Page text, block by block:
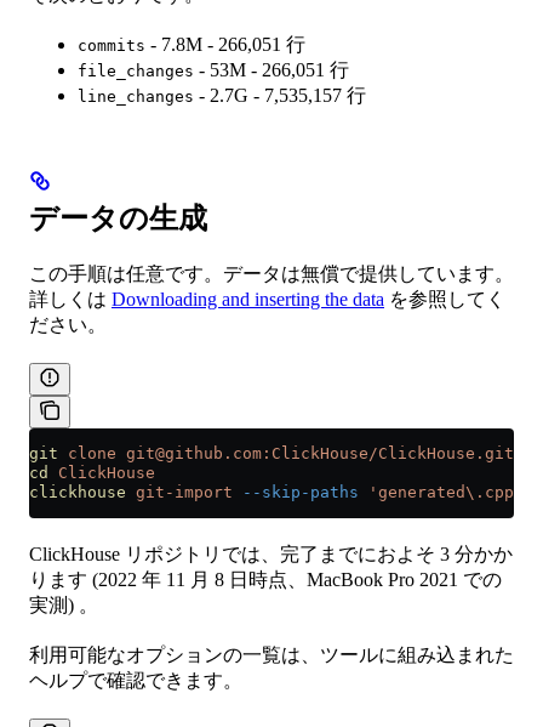
commits - 7.8M - 266,051 行
file_changes - 53M - 266,051 行
line_changes - 2.7G - 7,535,157 行
データの生成
この手順は任意です。データは無償で提供しています。
詳しくは Downloading and inserting the data を参照してく
ださい。
git clone git@github.com:ClickHouse/ClickHouse.git
cd
ClickHouse
clickhouse git-import --skip-paths
ClickHouse リポジトリでは、完了までにおよそ 3 分かか
ります (2022 年 11 月 8 日時点、MacBook Pro 2021 での
実測) 。
利用可能なオプションの一覧は、ツールに組み込まれた
ヘルプで確認できます。